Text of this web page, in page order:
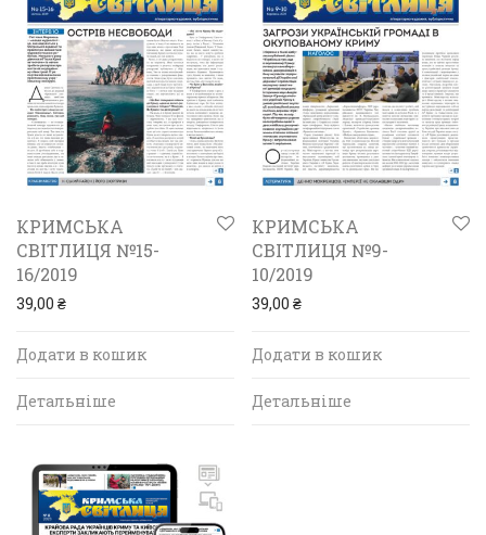
КРИМСЬКА
СВІТЛИЦЯ №15-
16/2019
39,00 ₴
Додати в кошик
Детальніше
КРИМСЬКА
СВІТЛИЦЯ №9-
10/2019
39,00 ₴
Додати в кошик
Детальніше